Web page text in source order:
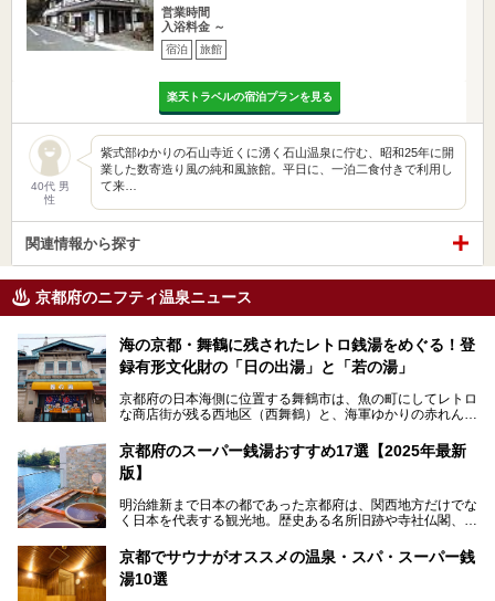
営業時間
入浴料金 ～
宿泊 旅館
楽天トラベルの宿泊プランを見る
40代 男
性
紫式部ゆかりの石山寺近くに湧く石山温泉に佇む、昭和25年に開
業した数寄造り風の純和風旅館。平日に、一泊二食付きで利用し
て来…
関連情報から探す
京都府のニフティ温泉ニュース
海の京都・舞鶴に残されたレトロ銭湯をめぐる！登
録有形文化財の「日の出湯」と「若の湯」
京都府の日本海側に位置する舞鶴市は、魚の町にしてレトロ
な商店街が残る西地区（西舞鶴）と、海軍ゆかりの赤れんが
ます。今回案内するのは西地区に今も残る2軒の銭湯「日の
出湯」と「若の湯」。いずれも国の登録有形文化財に指定さ
れた歴史ある建物でありながら、今も現役のお風呂屋さんで
漁師町や商店街で働く人々を支えてきたこの2軒の銭湯とと
ます。
───
京都府のスーパー銭湯おすすめ17選【2025年最新
版】
明治維新まで日本の都であった京都府は、関西地方だけでな
く日本を代表する観光地。歴史ある名所旧跡や寺社仏閣、そ
今回は、そんな京都府で2025年現在おすすめのスーパー銭
湯を紹介します。
京都でサウナがオススメの温泉・スパ・スーパー銭
湯10選